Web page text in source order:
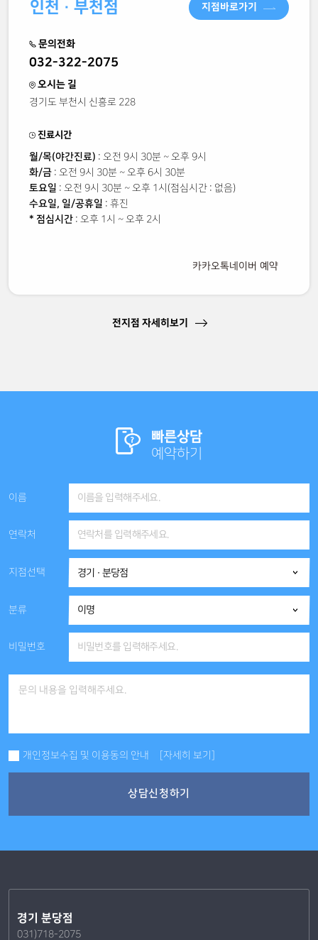
인천 · 부천점 지점바로가기
문의전화
032-322-2075
오시는 길
경기도 부천시 신흥로 228
진료시간
월/목(야간진료) : 오전 9시 30분 ~ 오후 9시
화/금: 오전 9시 30분 ~ 오후 6시 30분
토요일 : 오전 9시 30분 ~ 오후 1시(점심시간 : 없음)
수요일, 일/공휴일 : 휴진
* 점심시간: 오후 1시 ~ 오후 2시
카카오톡네이버 예약
전지점 자세히보기
빠른상담
예약하기
이름
연락처
지점선택
분류
비밀번호
개인정보수집 및 이용동의 안내 [자세히 보기]
상담신청하기
경기 분당점
031)718-2075